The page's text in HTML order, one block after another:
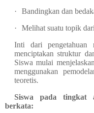
·
Bandingkan dan
·
Melihat suatu topik
Inti dari pengetahuan
menciptakan struktur
Siswa mulai
menggunakan
teoretis.
Siswa pada tingkat
berkata: